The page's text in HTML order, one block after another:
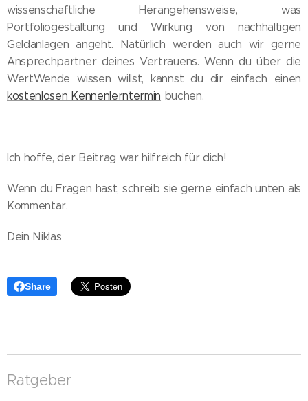
wissenschaftliche Herangehensweise, was
Portfoliogestaltung und Wirkung von nachhaltigen
Geldanlagen angeht. Natürlich werden auch wir gerne
Ansprechpartner deines Vertrauens. Wenn du über die
WertWende wissen willst, kannst du dir einfach einen
kostenlosen Kennenlerntermin buchen.
Ich hoffe, der Beitrag war hilfreich für dich!
Wenn du Fragen hast, schreib sie gerne einfach unten als
Kommentar.
Dein Niklas
Share
Ratgeber